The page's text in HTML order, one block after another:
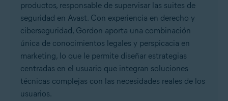
productos, responsable de supervisar las suites de
seguridad en Avast. Con experiencia en derecho y
ciberseguridad, Gordon aporta una combinación
única de conocimientos legales y perspicacia en
marketing, lo que le permite diseñar estrategias
centradas en el usuario que integran soluciones
técnicas complejas con las necesidades reales de los
usuarios.